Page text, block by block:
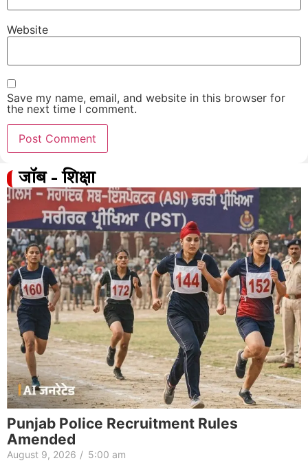
Website
Save my name, email, and website in this browser for
the next time I comment.
जॉब - शिक्षा
Punjab Police Recruitment Rules
Amended
August 9, 2026 / 5:00 am